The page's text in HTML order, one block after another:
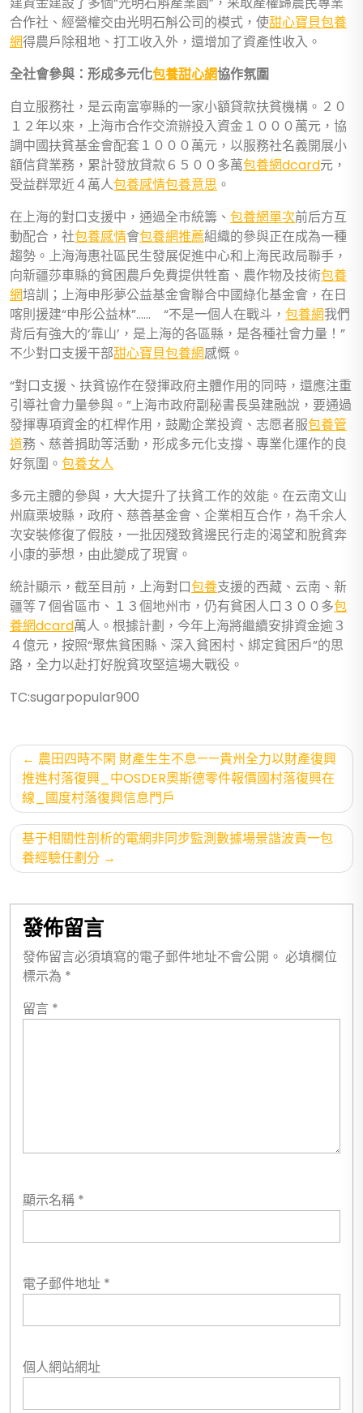
合作社、經營權交由光明石斛公司的模式，使甜心寶貝包養
網得農戶除租地、打工收入外，還增加了資產性收入。
全社會參與：形成多元化包養甜心網協作氛圍
自立服務社，是云南富寧縣的一家小額貸款扶貧機構。２０
１２年以來，上海市合作交流辦投入資金１０００萬元，協
調中國扶貧基金會配套１０００萬元，以服務社名義開展小
額信貸業務，累計發放貸款６５００多萬包養網dcard元，
受益群眾近４萬人包養感情包養意思 。
在上海的對口支援中，通過全市統籌、 包養網單次前后方互
動配合，社包養感情會包養網推薦組織的參與正在成為一種
趨勢。上海海惠社區民生發展促進中心和上海民政局聯手，
向新疆莎車縣的貧困農戶免費提供牲畜、農作物及技術包養
網培訓；上海申彤夢公益基金會聯合中國綠化基金會，在日
喀則援建“申彤公益林”…… “不是一個人在戰斗， 包養網我們
背后有強大的‘靠山’，是上海的各區縣，是各種社會力量！”
不少對口支援干部甜心寶貝包養網感慨。
“對口支援、扶貧協作在發揮政府主體作用的同時，還應注重
引導社會力量參與。”上海市政府副秘書長吳建融說，要通過
發揮專項資金的杠桿作用，鼓勵企業投資、志愿者服包養管
道務、慈善捐助等活動，形成多元化支撐、專業化運作的良
好氛圍。 包養女人
多元主體的參與，大大提升了扶貧工作的效能。在云南文山
州麻栗坡縣，政府、慈善基金會、企業相互合作，為千余人
次安裝修復了假肢，一批因殘致貧邊民行走的渴望和脫貧奔
小康的夢想，由此變成了現實。
統計顯示，截至目前，上海對口包養支援的西藏、云南、新
疆等７個省區市、１３個地州市，仍有貧困人口３００多包
養網dcard萬人。根據計劃，今年上海將繼續安排資金逾３
４億元，按照“聚焦貧困縣、深入貧困村、綁定貧困戶”的思
路，全力以赴打好脫貧攻堅這場大戰役。
TC:sugarpopular900
文
章
導
覽
農田四時不閑 財產生生不息——貴州全力以財產復興
推進村落復興_中OSDER奧斯德零件報價國村落復興在
線_國度村落復興信息門戶
基于相關性剖析的電網非同步監測數據場景諧波責一包
養經驗任劃分
發佈留言
發佈留言必須填寫的電子郵件地址不會公開。 必填欄位
標示為 *
留言 *
顯示名稱 *
電子郵件地址 *
個人網站網址